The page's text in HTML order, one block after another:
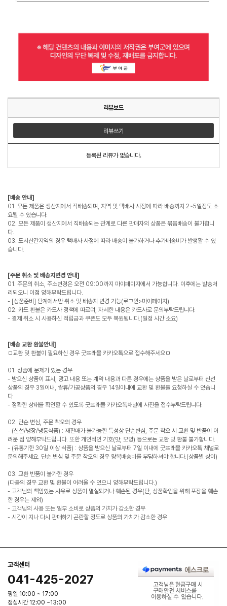
리뷰보드
리뷰쓰기
등록된 리뷰가 없습니다.
[배송 안내]
01. 모든 제품은 생산지에서 직배송되며, 지역 및 택배사 사정에 따라 배송까지 2~5일정도 소
요될 수 있습니다.
02. 모든 제품이 생산지에서 직배송되는 관계로 다른 판매자의 상품은 묶음배송이 불가합니
다.
03. 도서산간지역의 경우 택배사 사정에 따라 배송이 불가하거나 추가배송비가 발생할 수 있
습니다.
[주문 취소 및 배송지변경 안내]
01. 주문의 취소, 주소변경은 오전 09:00까지 마이페이지에서 가능합니다. 이후에는 발송처
리되오니 이점 양해부탁드립니다.
- [상품준비] 단계에서만 취소 및 배송지 변경 가능(로그인>마이페이지)
02. 카드 환불은 카드사 정책에 따르며, 자세한 내용은 카드사로 문의부탁드립니다.
- 결제 취소 시 사용하신 적립금과 쿠폰도 모두 복원됩니다.(일정 시간 소요)
[배송 교환 환불안내]
ㅁ교환 및 환불이 필요하신 경우 굿뜨래몰 카카오톡으로 접수해주세요ㅁ
01. 상품에 문제가 있는 경우
- 받으신 상품이 표시, 광고 내용 또는 계약 내용과 다른 경우에는 상품을 받은 날로부터 신선
상품의 경우 3일이내, 쌀류/가공상품의 경우 14일이내에 교환 및 환불을 요청하실 수 있습니
다
- 정확한 상태를 확인할 수 있도록 굿뜨래몰 카카오톡채널에 사진을 접수부탁드립니다.
02. 단순 변심, 주문 착오의 경우
- (신선/냉장/냉동식품) : 재판매가 불가능한 특성상 단순변심, 주문 착오 시 교환 및 반품이 어
려운 점 양해부탁드립니다. 또한 개인적인 기호(맛, 모양) 등으로는 교환 및 환불 불가합니다.
- (유통기한 30일 이상 식품) : 상품을 받으신 날로부터 7일 이내에 굿뜨래몰 카카오톡 채널로
문의해주세요. 단순 변심 및 주문 착오의 경우 왕복배송비를 부담하셔야 합니다.(상품별 상이)
03. 교환 반품이 불가한 경우
(다음의 경우 교환 및 환불이 어려울 수 있으니 양해부탁드립니다.)
- 고객님의 책임있는 사유로 상품이 멸실되거나 훼손된 경우(단, 상품확인을 위해 포장을 훼손
한 경우는 제외)
- 고객님의 사용 또는 일부 소비로 상품의 가치가 감소한 경우
- 시간이 지나 다시 판매하기 곤란할 정도로 상품의 가치가 감소한 경우
고객센터
041-425-2027
평일 10:00 ~ 17:00
점심시간 12:00 ~13:00